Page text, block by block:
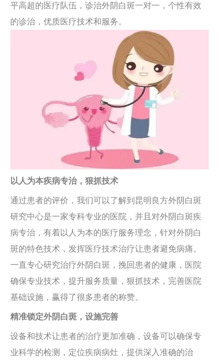
平高超的医疗队伍，诊治外阴白斑一对一，个性有效
的诊治，优质医疗技术和服务。
以人为本疾病专治，狠抓技术
通过患者的评价，我们可以了解到昆明良方外阴白斑
研究中心是一家专科专业的医院，并且对外阴白斑疾
病专治，有着以人为本的医疗服务理念，针对外阴白
斑的特色技术，发挥医疗技术治疗让患者避免病痛。
一直专心研究治疗外阴白斑，挽回患者的健康，医院
确保专业技术，提升服务质量，狠抓技术，完善医院
基础设施，赢得了很多患者的称赞。
精准锁定外阴白斑，设施完善
设备和技术让患者的治疗更加准确，设备可以确保专
业科学的检测，定位疾病病灶，提供深入准确的治